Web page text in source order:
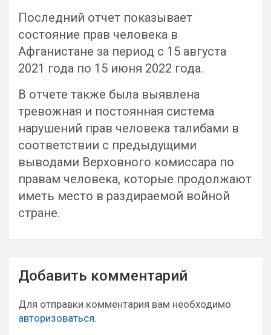
Последний отчет показывает
состояние прав человека в
Афганистане за период с 15 августа
2021 года по 15 июня 2022 года.
В отчете также была выявлена
тревожная и постоянная система
нарушений прав человека талибами в
соответствии с предыдущими
выводами Верховного комиссара по
правам человека, которые продолжают
иметь место в раздираемой войной
стране.
Навигация
по
записям
Добавить комментарий
Для отправки комментария вам необходимо
авторизоваться.